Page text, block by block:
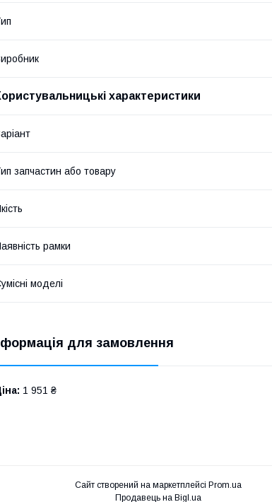
характеристики
запчастин або товару
рамки
моделі
для замовлення
1 951 ₴
Сайт створений на маркетплейсі Prom.ua
Продавець на Bigl.ua